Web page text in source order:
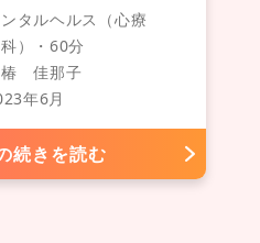
タルヘルス（心療
）・60分
椿 佳那子
年6月
続きを読む